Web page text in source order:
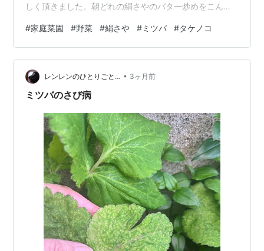
しく頂きました。朝どれの絹さやのバター炒めをこんな
て、米農家をお手伝いに行った際に頂いた貴重なタケノ
コを、タケノコが大好きなのを知られてしまっているの
で、ウチにもお裾分け 🙏 織パパが夕飯にめちゃ美味しい
タケノコご飯を作ってくれた〜\( ˆoˆ )/ お味噌汁には、朝
どれの柔らかくて美味しいミツバちゃんをたっぷり入れ
#家庭菜園 #野菜 #絹さや #ミツバ #タケノコ
レンレンのひとりごと… • 3ヶ月前
ミツバのさび病